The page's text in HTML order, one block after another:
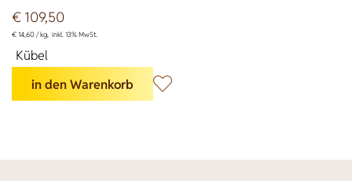
€ 109,50
€14,60 /kg inkl. 13% MwSt.
Kübel
in den Warenkorb